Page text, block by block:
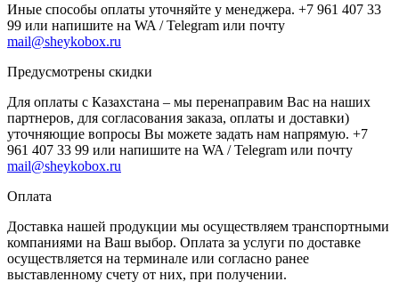
Иные способы оплаты уточняйте у менеджера. +7 961 407 33
99 или напишите на WA / Telegram или почту
mail@sheykobox.ru
Предусмотрены скидки
Для оплаты с Казахстана – мы перенаправим Вас на наших
партнеров, для согласования заказа, оплаты и доставки)
уточняющие вопросы Вы можете задать нам напрямую. +7
961 407 33 99 или напишите на WA / Telegram или почту
mail@sheykobox.ru
Оплата
Доставка нашей продукции мы осуществляем транспортными
компаниями на Ваш выбор. Оплата за услуги по доставке
осуществляется на терминале или согласно ранее
выставленному счету от них, при получении.